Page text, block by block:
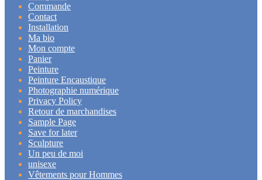
Commande
Contact
Installation
Ma bio
Mon compte
Panier
Peinture
Peinture Encaustique
Photographie numérique
Privacy Policy
Retour de marchandises
Sample Page
Save for later
Sculpture
Un peu de moi
unisexe
Vêtements pour Hommes